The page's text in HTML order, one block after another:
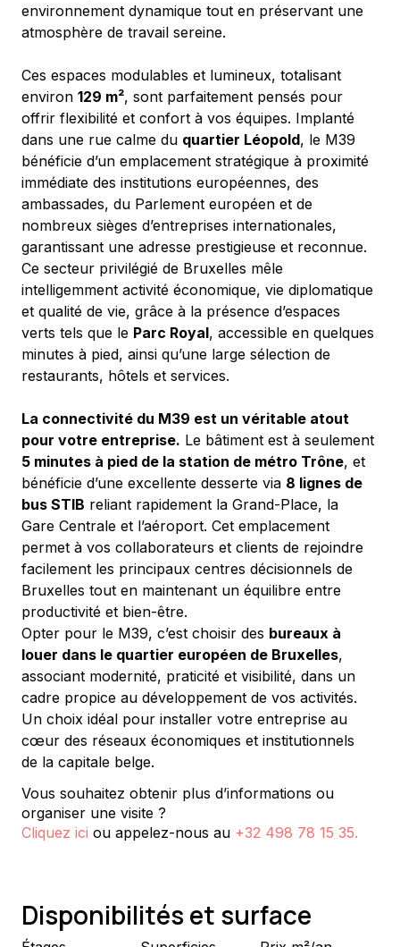
environnement dynamique tout en préservant une
atmosphère de travail sereine.
Ces espaces modulables et lumineux, totalisant
environ 129 m², sont parfaitement pensés pour
offrir flexibilité et confort à vos équipes. Implanté
dans une rue calme du quartier Léopold, le M39
bénéficie d’un emplacement stratégique à proximité
immédiate des institutions européennes, des
ambassades, du Parlement européen et de
nombreux sièges d’entreprises internationales,
garantissant une adresse prestigieuse et reconnue.
Ce secteur privilégié de Bruxelles mêle
intelligemment activité économique, vie diplomatique
et qualité de vie, grâce à la présence d’espaces
verts tels que le Parc Royal, accessible en quelques
minutes à pied, ainsi qu’une large sélection de
restaurants, hôtels et services.
La connectivité du M39 est un véritable atout
pour votre entreprise. Le bâtiment est à seulement
5 minutes à pied de la station de métro Trône, et
bénéficie d’une excellente desserte via 8 lignes de
bus STIB reliant rapidement la Grand-Place, la
Gare Centrale et l’aéroport. Cet emplacement
permet à vos collaborateurs et clients de rejoindre
facilement les principaux centres décisionnels de
Bruxelles tout en maintenant un équilibre entre
productivité et bien-être.
Opter pour le M39, c’est choisir des bureaux à
louer dans le quartier européen de Bruxelles,
associant modernité, praticité et visibilité, dans un
cadre propice au développement de vos activités.
Un choix idéal pour installer votre entreprise au
cœur des réseaux économiques et institutionnels
de la capitale belge.
Vous souhaitez obtenir plus d’informations ou
organiser une visite ?
Cliquez ici ou appelez-nous au +32 498 78 15 35.
Disponibilités et surface